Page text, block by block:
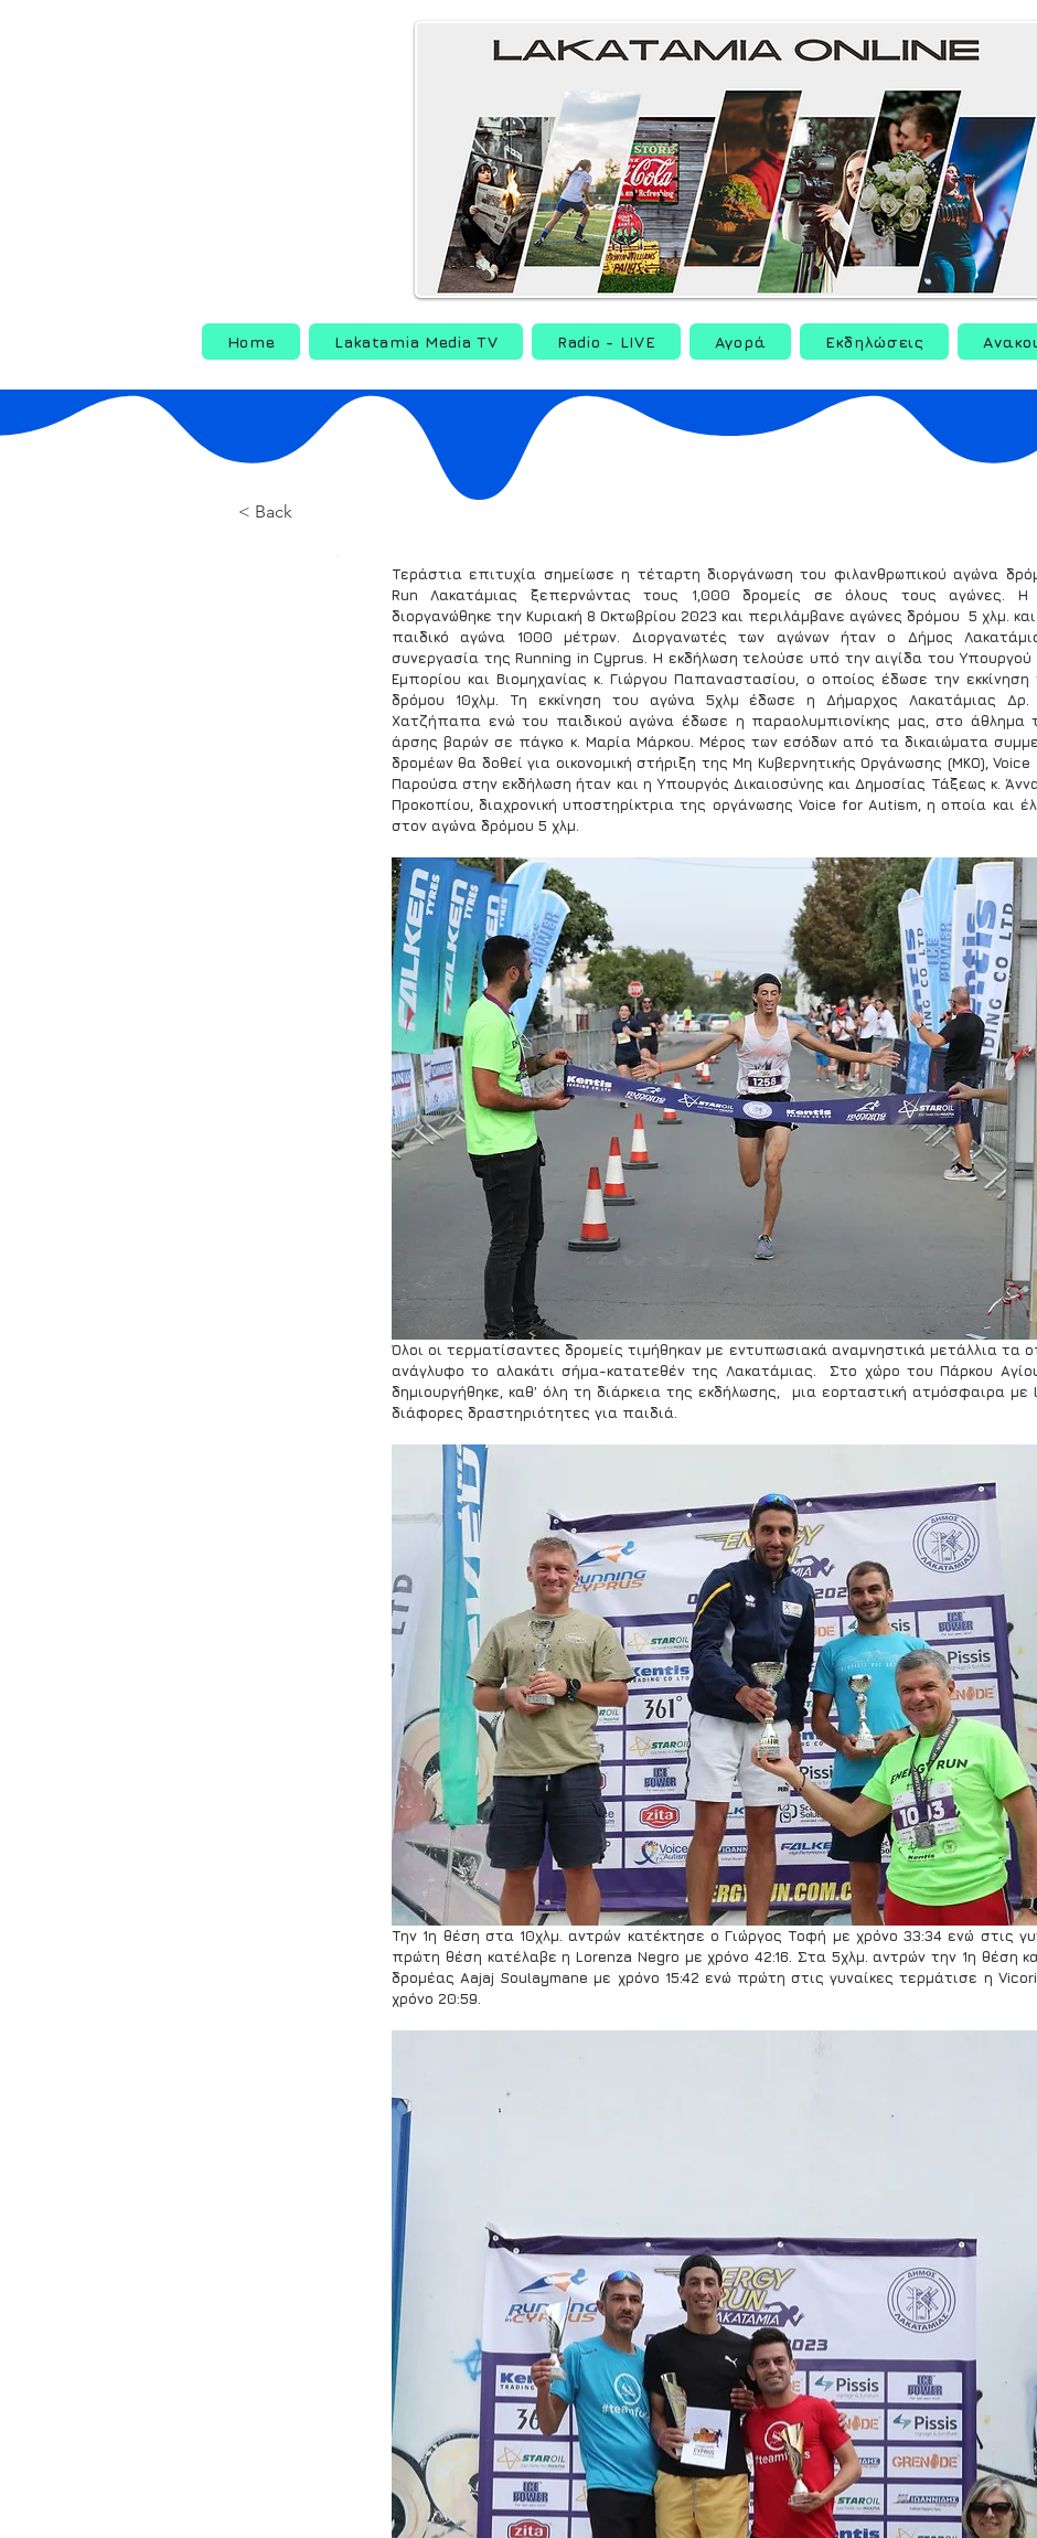
Home Lakatamia Media TV Radio - LIVE Αγορά Εκδηλώσεις
< Back
Τεράστια επιτυχία σημείωσε η τέταρτη διοργάνωση του φιλανθρωπικού αγώνα
Run Λακατάμιας ξεπερνώντας τους 1,000 δρομείς σε όλους τους αγώνες. Η
διοργανώθηκε την Κυριακή 8 Οκτωβρίου 2023 και περιλάμβανε αγώνες δρόμου  5 χλμ. και
παιδικό αγώνα 1000 μέτρων. Διοργανωτές των αγώνων ήταν ο Δήμος
συνεργασία της Running in Cyprus. Η εκδήλωση τελούσε υπό την αιγίδα του Υπουργού
Εμπορίου και Βιομηχανίας κ. Γιώργου Παπαναστασίου, ο οποίος έδωσε την
δρόμου 10χλμ. Τη εκκίνηση του αγώνα 5χλμ έδωσε η Δήμαρχος Λακατάμιας Δρ.
Χατζήπαπα ενώ του παιδικού αγώνα έδωσε η παραολυμπιονίκης μας, στο άθλημα
άρσης βαρών σε πάγκο κ. Μαρία Μάρκου. Μέρος των εσόδων από τα δικαιώματα
δρομέων θα δοθεί για οικονομική στήριξη της Μη Κυβερνητικής Οργάνωσης (ΜΚΟ), Voice
Παρούσα στην εκδήλωση ήταν και η Υπουργός Δικαιοσύνης και Δημοσίας Τάξεως κ.
Προκοπίου, διαχρονική υποστηρίκτρια της οργάνωσης Voice for Autism, η οποία και
στον αγώνα δρόμου 5 χλμ.
Όλοι οι τερματίσαντες δρομείς τιμήθηκαν με εντυπωσιακά αναμνηστικά μετάλλια τα
ανάγλυφο το αλακάτι σήμα-κατατεθέν της Λακατάμιας.  Στο χώρο του Πάρκου
δημιουργήθηκε, καθ’ όλη τη διάρκεια της εκδήλωσης,  μια εορταστική ατμόσφαιρα με
διάφορες δραστηριότητες για παιδιά.
Την 1η θέση στα 10χλμ. αντρών κατέκτησε ο Γιώργος Τοφή με χρόνο 33:34 ενώ στις
πρώτη θέση κατέλαβε η Lorenza Νegro με χρόνο 42:16. Στα 5χλμ. αντρών την 1η θέση
δρομέας Aajaj Soulaymane με χρόνο 15:42 ενώ πρώτη στις γυναίκες τερμάτισε η
χρόνο 20:59.